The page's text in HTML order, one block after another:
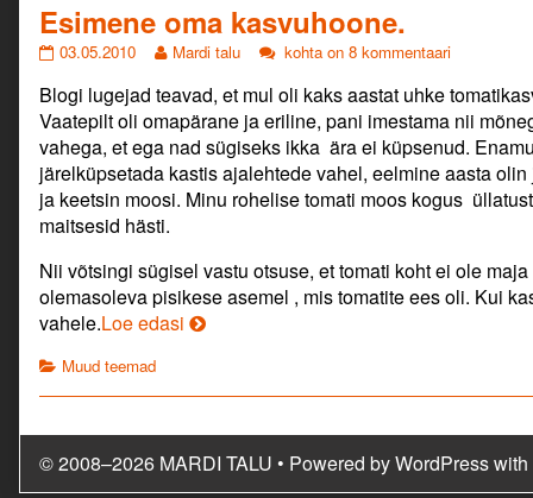
Esimene oma kasvuhoone.
Esimene
kasvuhoone.
published
on
03.05.2010
Read
posts
by
the
author
of
Esimene
Mardi talu
Esimene
kasvuhoone.
kohta on 8 kommentaari
Blogi lugejad teavad, et mul oli kaks aastat uhke
Vaatepilt oli omapärane ja eriline, pani imestama nii
vahega, et ega nad sügiseks ikka ära ei küpsenud.
järelküpsetada kastis ajalehtede vahel, eelmine aasta
ja keetsin moosi. Minu rohelise tomati moos kogus
maitsesid hästi.
Nii võtsingi sügisel vastu otsuse, et tomati koht ei ole
olemasoleva pisikese asemel , mis tomatite ees oli. Kui
vahele.Loe edasi Esimene
Categories
Muud teemad
© 2008–2026 MARDI TALU • Powered byWordPresswith